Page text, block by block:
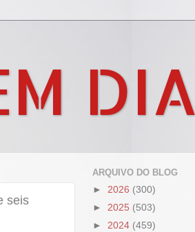
DIA
seis
ARQUIVO DO BLOG
► 2026 (300)
► 2025 (503)
► 2024 (459)